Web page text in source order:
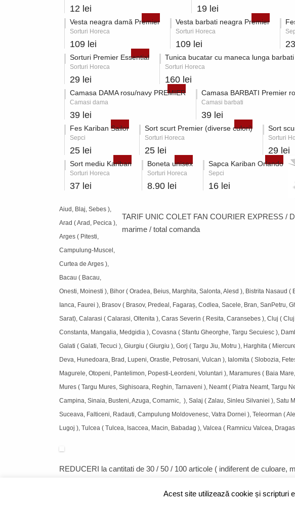
12 lei 19 lei
Vesta neagra damă Premier
Sorturi Horeca
109 lei
Vesta barbati neagra Premier
Sorturi Horeca
109 lei
Sorturi Premier Essential
Sorturi Horeca
29 lei
Tunica bucatar cu maneca lunga
Sorturi Horeca
160 lei
Camasa DAMA rosu/navy PREMIER
Camasi dama
39 lei
Camasa BARBATI Premier
Camasi barbati
39 lei
Fes Kariban Sailor
Sepci
25 lei
Sort scurt Premier (diverse culori)
Sorturi Horeca
25 lei
Sort
Sorturi
29 lei
Sort mediu Kariban
Sorturi Horeca
37 lei
Boneta unisex
Sorturi Horeca
8.90 lei
Sapca Kariban Orlando
Sepci
16 lei
TARIF UNIC COLET FAN COURIER EXPRESS /
marime / total comanda
Aiud, Blaj, Sebes ),
Arad ( Arad, Pecica ),
Arges ( Pitesti,
Campulung-Muscel,
Curtea de Arges ),
Bacau ( Bacau,
Onesti, Moinesti ), Bihor ( Oradea, Beius, Marghita, Salonta, Alesd ), Bistrita Nasaud
Ianca, Faurei ), Brasov ( Brasov, Predeal, Fagaraș, Codlea, Sacele, Bran, SanPetru,
Sarat), Calarasi ( Calarasi, Oltenita ), Caras Severin ( Resita, Caransebes ), Cluj (
Constanta, Mangalia, Medgidia ), Covasna ( Sfantu Gheorghe, Targu Secuiesc ),
Galati ( Galati, Tecuci ), Giurgiu ( Giurgiu ), Gorj ( Targu Jiu, Motru ), Harghita (
Deva, Hunedoara, Brad, Lupeni, Orastie, Petrosani, Vulcan ), Ialomita ( Slobozia,
Magurele, Otopeni, Pantelimon, Popesti-Leordeni, Voluntari ), Maramures ( Baia
Mures ( Targu Mures, Sighisoara, Reghin, Tarnaveni ), Neamt ( Piatra Neamt, Targu
Campina, Sinaia, Busteni, Azuga, Comarnic, ), Salaj ( Zalau, Sinleu Silvaniei ), Satu
Suceava, Falticeni, Radauti, Campulung Moldovenesc, Vatra Dornei ), Teleorman (
Lugoj ), Tulcea ( Tulcea, Isaccea, Macin, Babadag ), Valcea ( Ramnicu Valcea,
REDUCERI la cantitati de 30 / 50 / 100 articole ( indiferent de culoare,
Acest site utilizează cookie și scripturi